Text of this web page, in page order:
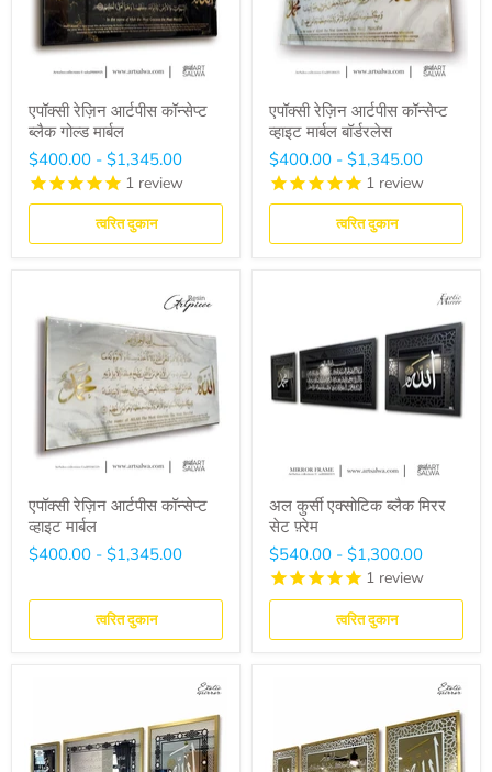
एपॉक्सी रेज़िन आर्टपीस कॉन्सेप्ट
ब्लैक गोल्ड मार्बल
$400.00 - $1,345.00
1 review
त्वरित दुकान
एपॉक्सी रेज़िन आर्टपीस कॉन्सेप्ट
व्हाइट मार्बल बॉर्डरलेस
$400.00 - $1,345.00
1 review
त्वरित दुकान
एपॉक्सी रेज़िन आर्टपीस कॉन्सेप्ट
व्हाइट मार्बल
$400.00 - $1,345.00
त्वरित दुकान
अल कुर्सी एक्सोटिक ब्लैक मिरर
सेट फ़्रेम
$540.00 - $1,300.00
1 review
त्वरित दुकान